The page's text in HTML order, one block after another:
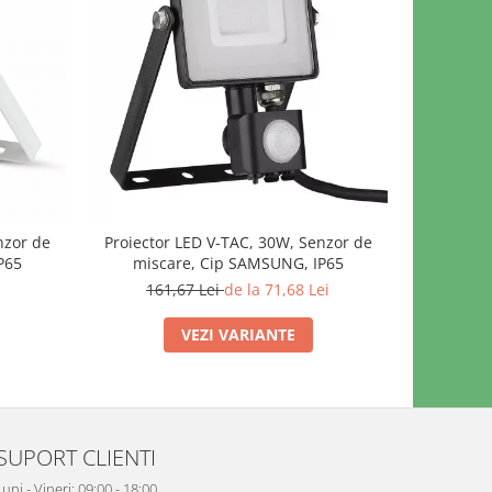
de
Proiector LED V-TAC, 30W, Senzor de
miscare, Cip SAMSUNG, IP65
161,67 Leide la 71,68 Lei
VEZI VARIANTE
CLIENTI